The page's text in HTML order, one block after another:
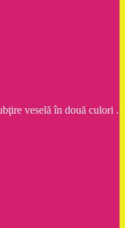
veselă în două culori .